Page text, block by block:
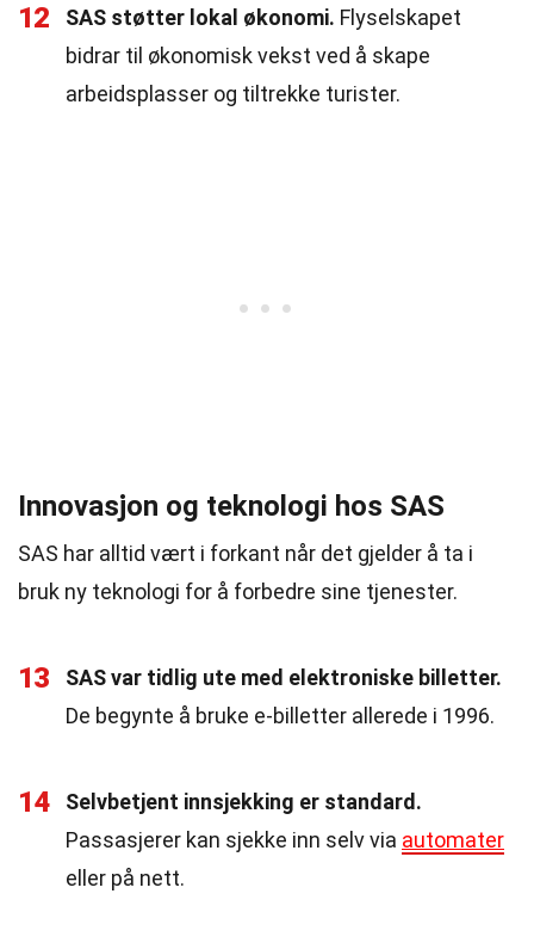
12 SAS støtter lokal økonomi. Flyselskapet
bidrar til økonomisk vekst ved å skape
arbeidsplasser og tiltrekke turister.
Innovasjon og teknologi hos SAS
SAS har alltid vært i forkant når det gjelder å ta i
bruk ny teknologi for å forbedre sine tjenester.
13
SAS var tidlig ute med elektroniske billetter.
De begynte å bruke e-billetter allerede i 1996.
14
Selvbetjent innsjekking er standard.
Passasjerer kan sjekke inn selv via automater
eller på nett.